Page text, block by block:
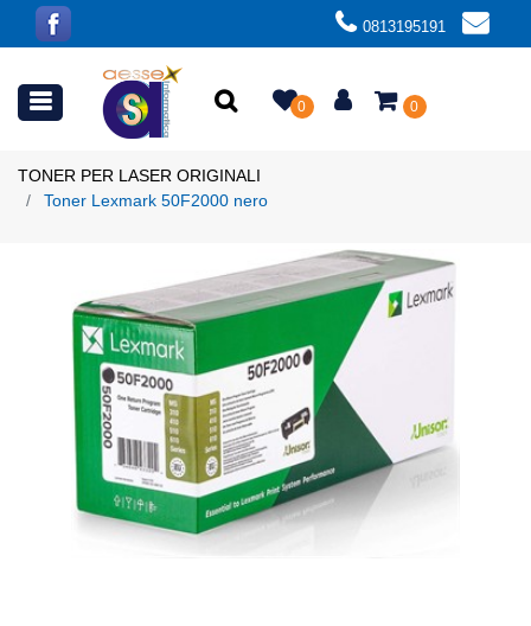
0813195191
Open menu 0 0
TONER PER LASER ORIGINALI
Toner Lexmark 50F2000 nero